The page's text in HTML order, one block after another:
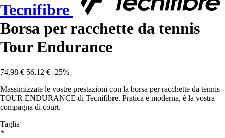
Tecnifibre
Borsa per racchette da tennis
Tour Endurance
74,98 € 56,12 € -25%
Massimizzate le vostre prestazioni con la borsa per racchette da tennis
TOUR ENDURANCE di Tecnifibre. Pratica e moderna, è la vostra
compagna di court.
Taglia
*